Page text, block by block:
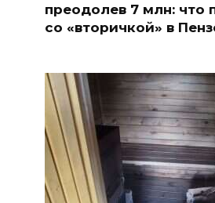
преодолев 7 млн: что
со «вторичкой» в